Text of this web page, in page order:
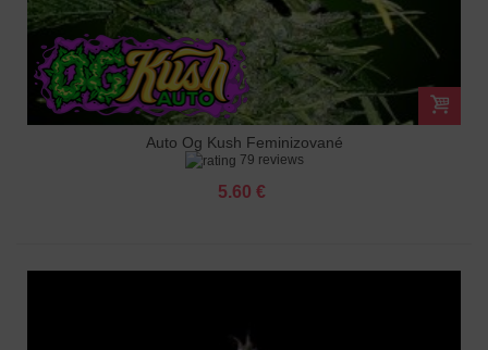
Auto Og Kush Feminizované
79 reviews
5.60 €